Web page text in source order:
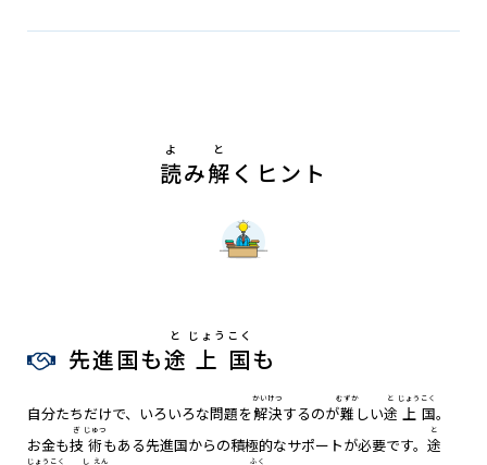
読
よ
み解
と
くヒント
先進国も途
と
上
じょう
国
こく
も
自分たちだけで、いろいろな問題を解
かい
決
けつ
するのが難
むずか
しい途
と
上
じょう
国
こく
。
お金も技
ぎ
術
じゅつ
もある先進国からの積極的なサポートが必要です。 途
と
じょう こく し えん ふく